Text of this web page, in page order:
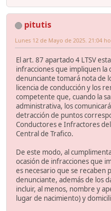
pitutis
Lunes 12 de Mayo de 2025. 21:04
El art. 87 apartado 4 LTSV
infracciones que impliquen
denunciante tomará nota de
licencia de conducción y los
competente que, cuando la
administrativa, los
detracción de puntos
Conductores e Infractores
Central de Trafico.
De este modo, al
ocasión de infracciones que
es necesario que se recaben
denunciante, además de los
incluir, al menos, nombre y
lugar de nacimiento) y